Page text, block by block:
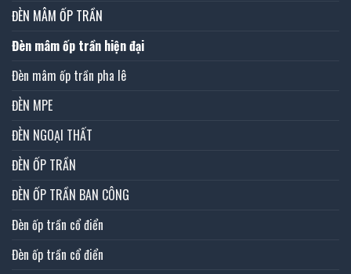
ĐÈN MÂM ỐP TRẦN
Đèn mâm ốp trần hiện đại
Đèn mâm ốp trần pha lê
ĐÈN MPE
ĐÈN NGOẠI THẤT
ĐÈN ỐP TRẦN
ĐÈN ỐP TRẦN BAN CÔNG
Đèn ốp trần cổ điển
Đèn ốp trần cổ điển